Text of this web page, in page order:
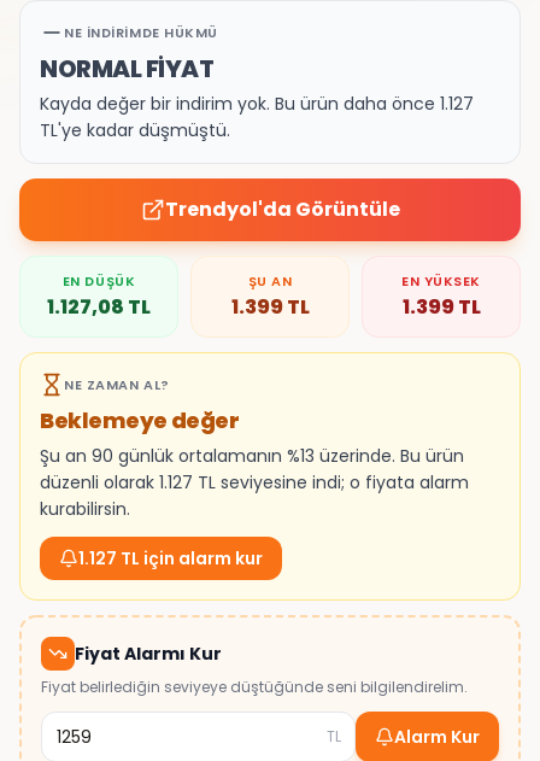
NE İNDIRIMDE HÜKMÜ
NORMAL FİYAT
Kayda değer bir indirim yok. Bu ürün daha önce 1.127
TL'ye kadar düşmüştü.
Trendyol'da Görüntüle
EN DÜŞÜK
1.127,08 TL
ŞU AN
1.399TL
EN YÜKSEK
1.399TL
NE ZAMAN AL?
Beklemeye değer
Şu an 90 günlük ortalamanın %13 üzerinde. Bu ürün
düzenli olarak 1.127 TL seviyesine indi; o fiyata alarm
kurabilirsin.
1.127 TL için alarm kur
Fiyat Alarmı Kur
Fiyat belirlediğin seviyeye düştüğünde seni bilgilendirelim.
TL Alarm Kur